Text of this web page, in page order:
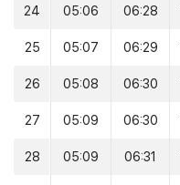
24 05:06 06:28
25 05:07 06:29
26 05:08 06:30
27 05:09 06:30
28 05:09 06:31